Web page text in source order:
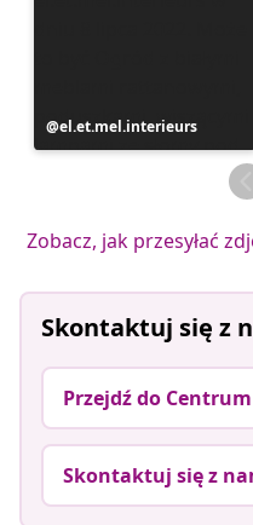
Post
opublikowany
el.et.mel.interieurs
Zobacz, jak przesyłać
Skontaktuj się z
Przejdź do
Skontaktuj się z